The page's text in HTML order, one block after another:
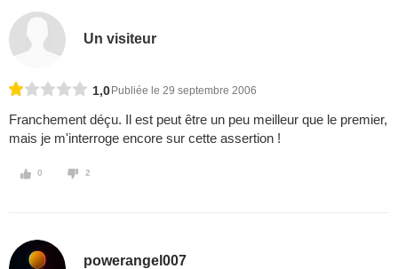
Un visiteur
1,0 Publiée le 29 septembre 2006
Franchement déçu. Il est peut être un peu meilleur que le premier,
mais je m'interroge encore sur cette assertion !
0 2
powerangel007